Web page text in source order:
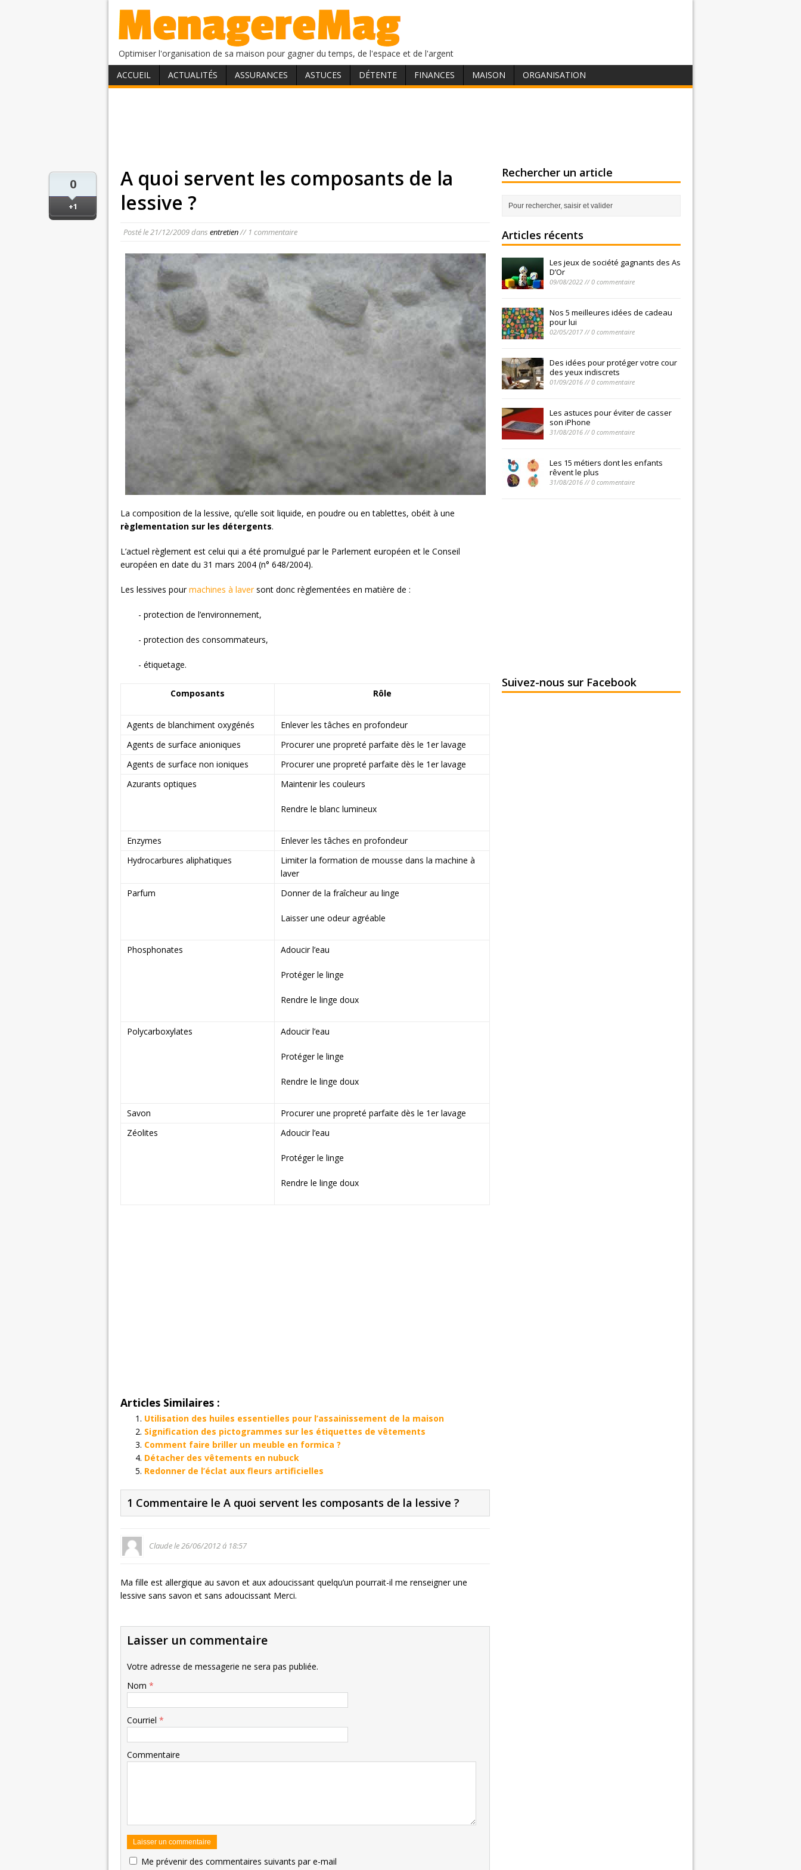
Optimiser l'organisation de sa maison pour gagner du temps, de l'espace et de l'argent
ACCUEIL
ACTUALITÉS ASSURANCES ASTUCES DÉTENTE FINANCES MAISON ORGANISATION
0
+1
A quoi servent les composants de la
lessive ?
Posté le21/12/2009dans entretien// 1 commentaire
La composition de la lessive, qu’elle soit liquide, en poudre ou en tablettes, obéit à une
règlementation sur les détergents.
L’actuel règlement est celui qui a été promulgué par le Parlement européen et le Conseil
européen en date du 31 mars 2004 (n° 648/2004).
Les lessives pourmachines à laversont donc règlementées en matière de :
- protection de l’environnement,
- protection des consommateurs,
- étiquetage.
Composants Rôle
Agents de blanchiment oxygénés
Enlever les tâches en profondeur
Agents de surface anioniques
Procurer une propreté parfaite dès le 1er lavage
Agents de surface non ioniques
Procurer une propreté parfaite dès le 1er lavage
Azurants optiques
Maintenir les couleurs
Rendre le blanc lumineux
Enzymes
Enlever les tâches en profondeur
Hydrocarbures aliphatiques
Limiter la formation de mousse dans la machine à
laver
Parfum
Donner de la fraîcheur au linge
Laisser une odeur agréable
Phosphonates Adoucir l’eau
Protéger le linge
Rendre le linge doux
Polycarboxylates Adoucir l’eau
Protéger le linge
Rendre le linge doux
Savon
Procurer une propreté parfaite dès le 1er lavage
Zéolites
Adoucir l’eau
Protéger le linge
Rendre le linge doux
Articles Similaires :
Utilisation des huiles essentielles pour l’assainissement de la maison
Signification des pictogrammes sur les étiquettes de vêtements
Comment faire briller un meuble en formica ?
Détacher des vêtements en nubuck
Redonner de l’éclat aux fleurs artificielles
1 Commentaire le A quoi servent les composants de la lessive ?
Claude le 26/06/2012 á 18:57
Ma fille est allergique au savon et aux adoucissant quelqu’un pourrait-il me renseigner une
lessive sans savon et sans adoucissant Merci.
Laisser un commentaire
Votre adresse de messagerie ne sera pas publiée.
Nom *
Courriel *
Commentaire
Me prévenir des commentaires suivants par e-mail
Rechercher un article
Articles récents
Les jeux de société gagnants des As
D’Or
09/08/2022 // 0 commentaire
Nos 5 meilleures idées de cadeau
pour lui
02/05/2017 // 0 commentaire
Des idées pour protéger votre cour
des yeux indiscrets
01/09/2016 // 0 commentaire
Les astuces pour éviter de casser
son iPhone
31/08/2016 // 0 commentaire
Les 15 métiers dont les enfants
rêvent le plus
31/08/2016 // 0 commentaire
Suivez-nous sur Facebook